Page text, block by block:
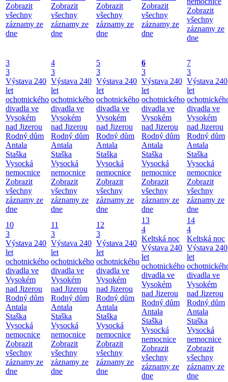
Zobrazit
všechny
záznamy ze
dne
Zobrazit
všechny
záznamy ze
dne
Zobrazit
všechny
záznamy ze
dne
Zobrazit
všechny
záznamy ze
dne
Zobrazit
všechny
záznamy ze
dne
3
3
Výstava 240
let
ochotnického
divadla ve
Vysokém
nad Jizerou
Rodný dům
Antala
Staška
Vysocká
nemocnice
Zobrazit
všechny
záznamy ze
dne
4
3
Výstava 240
let
ochotnického
divadla ve
Vysokém
nad Jizerou
Rodný dům
Antala
Staška
Vysocká
nemocnice
Zobrazit
všechny
záznamy ze
dne
5
3
Výstava 240
let
ochotnického
divadla ve
Vysokém
nad Jizerou
Rodný dům
Antala
Staška
Vysocká
nemocnice
Zobrazit
všechny
záznamy ze
dne
6
3
Výstava 240
let
ochotnického
divadla ve
Vysokém
nad Jizerou
Rodný dům
Antala
Staška
Vysocká
nemocnice
Zobrazit
všechny
záznamy ze
dne
7
3
Výstava 240
let
divadla ve
Vysokém
nad Jizerou
Rodný dům
Antala
Staška
Vysocká
nemocnice
Zobrazit
všechny
záznamy ze
dne
10
3
Výstava 240
let
ochotnického
divadla ve
Vysokém
nad Jizerou
Rodný dům
Antala
Staška
Vysocká
nemocnice
Zobrazit
všechny
záznamy ze
dne
11
3
Výstava 240
let
ochotnického
divadla ve
Vysokém
nad Jizerou
Rodný dům
Antala
Staška
Vysocká
nemocnice
Zobrazit
všechny
záznamy ze
dne
12
3
Výstava 240
let
ochotnického
divadla ve
Vysokém
nad Jizerou
Rodný dům
Antala
Staška
Vysocká
nemocnice
Zobrazit
všechny
záznamy ze
dne
13
4
Keltská noc
Výstava 240
let
ochotnického
divadla ve
Vysokém
nad Jizerou
Rodný dům
Antala
Staška
Vysocká
nemocnice
Zobrazit
všechny
záznamy ze
dne
14
4
Keltská noc
Výstava 240
let
divadla ve
Vysokém
nad Jizerou
Rodný dům
Antala
Staška
Vysocká
nemocnice
Zobrazit
všechny
záznamy ze
dne